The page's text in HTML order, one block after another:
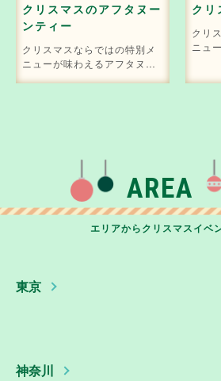
クリスマスのアフタヌー
ンティー
クリスマスならではの特別メ
ニューが味わえるアフタヌー
クリ
クリ
ニュ
AREA
エリアからクリスマスイベ
東京
神奈川